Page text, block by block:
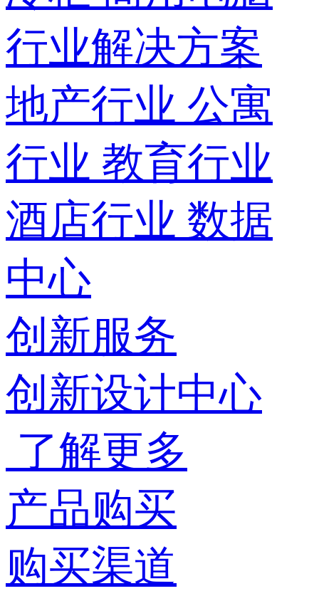
行业解决方案
地产行业 公寓
行业 教育行业
酒店行业 数据
中心
创新服务
创新设计中心
了解更多
产品购买
购买渠道